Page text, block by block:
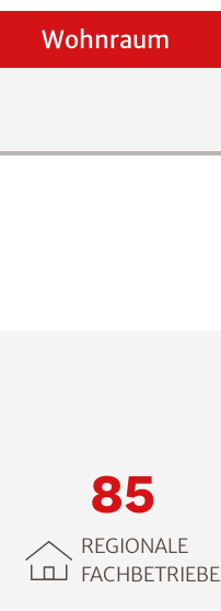
Wohnraum
85
REGIONALE
FACHBETRIEBE